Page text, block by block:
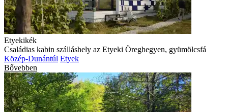
Etyekikék
Családias kabin szálláshely az Etyeki Öreghegyen, gyümölcsfá
Közép-Dunántúl Etyek
Bővebben